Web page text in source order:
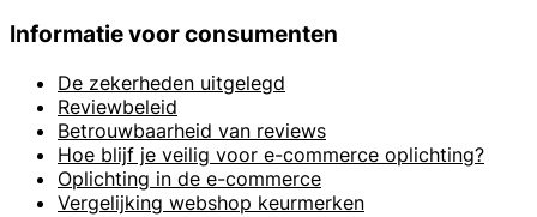
Informatie voor consumenten
De zekerheden uitgelegd
Reviewbeleid
Betrouwbaarheid van reviews
Hoe blijf je veilig voor e-commerce oplichting?
Oplichting in de e-commerce
Vergelijking webshop keurmerken